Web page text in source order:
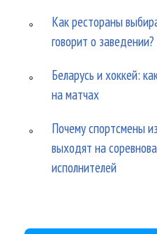
Как рестораны
говорит о заведении?
Беларусь и хоккей:
на матчах
Почему спортсмены
выходят на
исполнителей